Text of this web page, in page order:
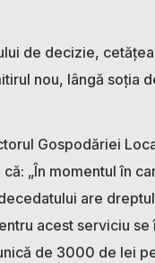
de decizie,
nou, lângă soția
Gospodăriei
„În momentul în
are
acest serviciu se
de 3000 de lei